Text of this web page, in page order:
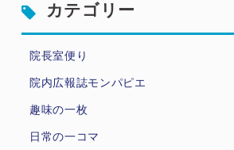
カテゴリー
院長室便り
院内広報誌モンパピエ
趣味の一枚
日常の一コマ